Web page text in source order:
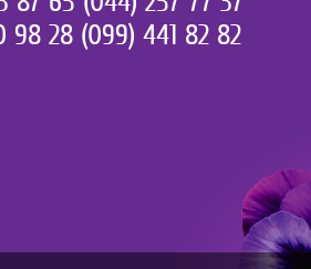
98 28 (099) 441 82 82